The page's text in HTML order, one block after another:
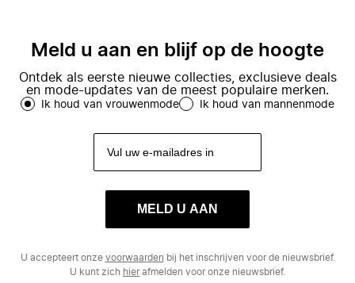
Meld u aan en blijf op de hoogte
Ontdek als eerste nieuwe collecties, exclusieve deals
en mode-updates van de meest populaire merken.
Ik houd van vrouwenmode Ik houd van mannenmode
MELD U AAN
U accepteert onze voorwaarden bij het inschrijven voor de nieuwsbrief.
U kunt zich hierafmelden voor onze nieuwsbrief.